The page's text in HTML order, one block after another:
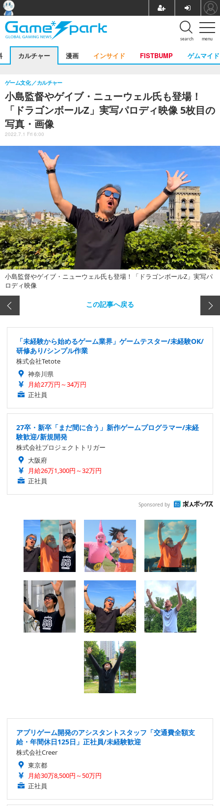
menu
search
カルチャー 漫画 インサイド FISTBUMP ゲムマイド
小島監督やゲイブ・ニューウェル氏も登場！
「ドラゴンボールZ」実写パロディ映像 5枚目の
写真・画像
ゲーム文化 カルチャー
2022.7.1 Fri 6:00
小島監督やゲイブ・ニューウェル氏も登場！「ドラゴンボールZ」実写パ
ロディ映像
この記事へ戻る
「未経験から始めるゲーム業界」ゲームテスター/未経験OK/
研修あり/シンプル作業
株式会社Tetote
神奈川県
月給27万円～34万円
正社員
27卒・新卒「まだ間に合う」新作ゲームプログラマー/未経
験歓迎/新規開発
株式会社プロジェクトトリガー
大阪府
月給26万1,300円～32万円
正社員
Sponsored by
アプリゲーム開発のアシスタントスタッフ「交通費全額支
給・年間休日125日」正社員/未経験歓迎
株式会社Creer
東京都
月給30万8,500円～50万円
正社員